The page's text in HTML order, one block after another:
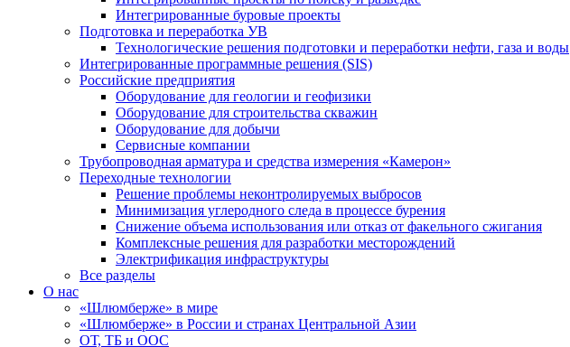
Интегрированные буровые проекты
Подготовка и переработка УВ
Технологические решения подготовки и переработки нефти, газа и воды
Интегрированные программные решения (SIS)
Российские предприятия
Оборудование для геологии и геофизики
Оборудование для строительства скважин
Оборудование для добычи
Сервисные компании
Трубопроводная арматура и средства измерения «Камерон»
Переходные технологии
Решение проблемы неконтролируемых выбросов
Минимизация углеродного следа в процессе бурения
Снижение объема использования или отказ от факельного сжигания
Комплексные решения для разработки месторождений
Электрификация инфраструктуры
Все разделы
О нас
«Шлюмберже» в мире
«Шлюмберже» в России и странах Центральной Азии
ОТ, ТБ и ООС